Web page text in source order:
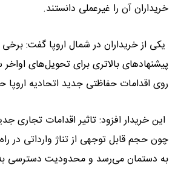
خریداران آن را غیرعملی دانستند.
یکی از خریداران در شمال اروپا گفت: برخی
پیشنهادهای بالاتری برای تحویل‌های
روی اقدامات حفاظتی جدید اتحادیه اروپا
این خریدار افزود: تاثیر اقدامات تجاری
چون حجم قابل توجهی از تناژ وارداتی در
به دستمان می‌رسد و محدودیت دسترسی به